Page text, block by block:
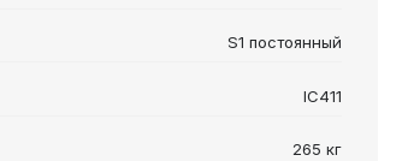
S1 постоянный
IC411
265 кг